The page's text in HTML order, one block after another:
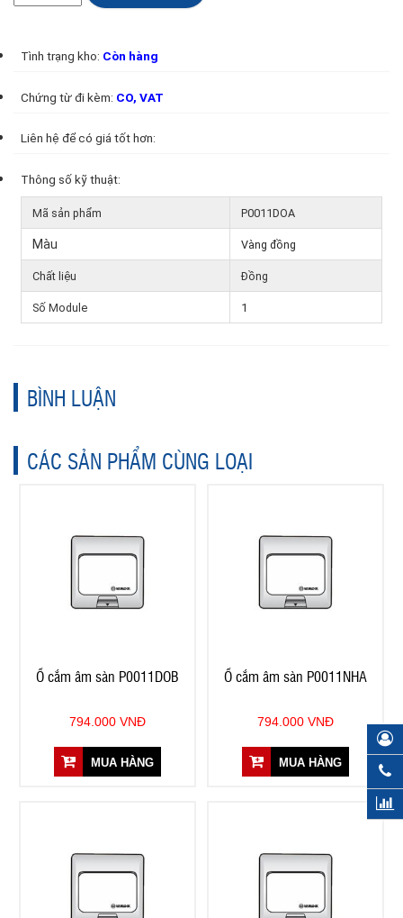
Tình trạng kho: Còn hàng
Chứng từ đi kèm: CO, VAT
Liên hệ để có giá tốt hơn:
Thông số kỹ thuật:
Mã sản phẩm P0011DOA
Màu Vàng đồng
Chất liệu Đồng
Số Module 1
BÌNH LUẬN
CÁC SẢN PHẨM CÙNG LOẠI
Ổ cắm âm sàn P0011DOB
794.000 VNĐ
MUA HÀNG
Ổ cắm âm sàn P0011NHA
794.000 VNĐ
MUA HÀNG